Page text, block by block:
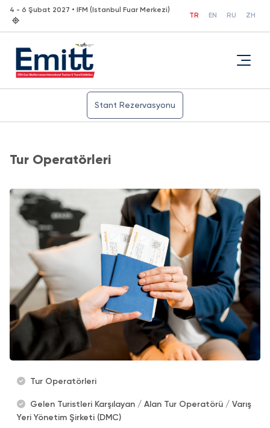
4 - 6 Şubat 2027 • IFM (Istanbul Fuar Merkezi)
TR EN RU ZH
Stant Rezervasyonu
Tur Operatörleri
Tur Operatörleri
Gelen Turistleri Karşılayan / Alan Tur Operatörü / Varış
Yeri Yönetim Şirketi (DMC)